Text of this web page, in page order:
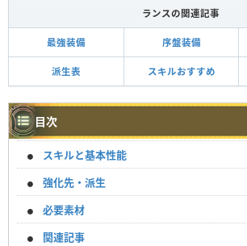
ランスの関連記事
最強装備 序盤装備
派生表 スキルおすすめ
目次
スキルと基本性能
強化先・派生
必要素材
関連記事